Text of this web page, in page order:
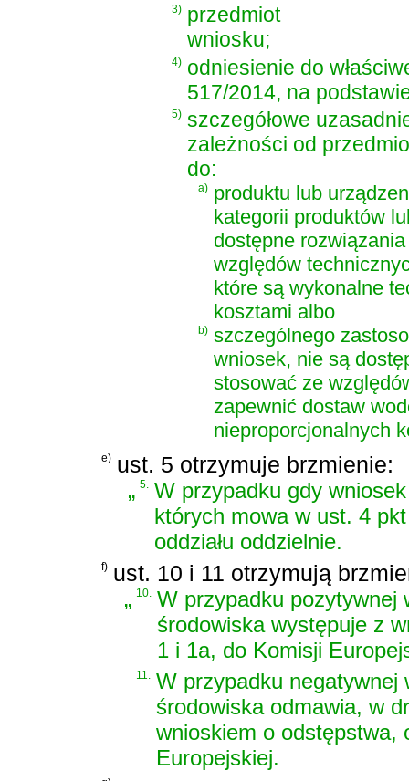
3) przedmiot
wniosku;
4) odniesienie do
517/2014, na
5) szczegółowe
zależności od
do:
a) produktu lub
kategorii produktów
dostępne
względów
które są wykonalne
kosztami albo
b) szczególnego
wniosek, nie są
stosować ze
zapewnić dostaw
nieproporcjonalnych
e) ust. 5 otrzymuje brzmienie:
„5.
W przypadku gdy
których mowa w ust. 4
oddziału oddzielnie.
f) ust. 10 i 11 otrzymują
„10.
W przypadku pozytywnej
środowiska występuje z
1 i 1a, do Komisji
11.
W przypadku negatywnej
środowiska odmawia, w
wnioskiem o odstępstwa,
Europejskiej.